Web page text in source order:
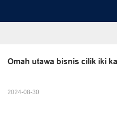
Omah utawa bisnis cilik iki
2024-08-30